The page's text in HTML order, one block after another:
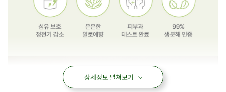
상세정보 펼쳐보기